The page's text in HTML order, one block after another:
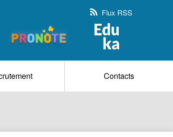
Flux RSS
Contacts